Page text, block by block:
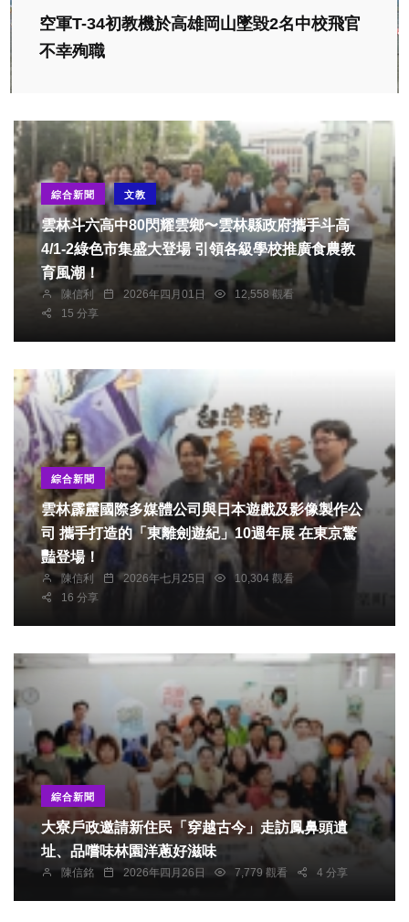
空軍T-34初教機於高雄岡山墜毀2名中校飛官
不幸殉職
綜合新聞 文教
雲林斗六高中80閃耀雲鄉〜雲林縣政府攜手斗高
4/1-2綠色市集盛大登場 引領各級學校推廣食農教
育風潮！
陳信利 2026年四月01日
12,558 觀看
15 分享
綜合新聞
雲林霹靂國際多媒體公司與日本遊戲及影像製作公
司 攜手打造的「東離劍遊紀」10週年展 在東京驚
豔登場！
陳信利 2026年七月25日
10,304 觀看
16 分享
綜合新聞
大寮戶政邀請新住民「穿越古今」走訪鳳鼻頭遺
址、品嚐味林園洋蔥好滋味
陳信銘 2026年四月26日 7,779 觀看 4 分享
社會 綜合新聞 健康 文教
邱俐俐副縣長親頒縣長獎給苗栗特教28位畢業生 勇